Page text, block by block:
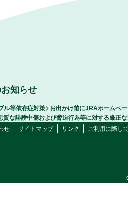
知らせ
ル等依存症対策
お出かけ前にJRAホームペ
質な誹謗中傷および脅迫行為等に対する厳正
せ
サイトマップ リンク ご利用に際し